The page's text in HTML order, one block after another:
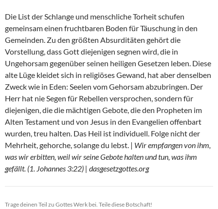
Die List der Schlange und menschliche Torheit schufen
gemeinsam einen fruchtbaren Boden für Täuschung in den
Gemeinden. Zu den größten Absurditäten gehört die
Vorstellung, dass Gott diejenigen segnen wird, die in
Ungehorsam gegenüber seinen heiligen Gesetzen leben. Diese
alte Lüge kleidet sich in religiöses Gewand, hat aber denselben
Zweck wie in Eden: Seelen vom Gehorsam abzubringen. Der
Herr hat nie Segen für Rebellen versprochen, sondern für
diejenigen, die die mächtigen Gebote, die den Propheten im
Alten Testament und von Jesus in den Evangelien offenbart
wurden, treu halten. Das Heil ist individuell. Folge nicht der
Mehrheit, gehorche, solange du lebst. | Wir empfangen von ihm,
was wir erbitten, weil wir seine Gebote halten und tun, was ihm
gefällt. (1. Johannes 3:22) | dasgesetzgottes.org
Trage deinen Teil zu Gottes Werk bei. Teile diese Botschaft!